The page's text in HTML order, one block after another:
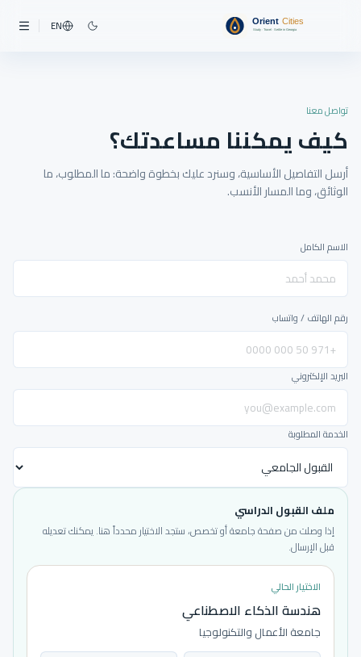
EN
تواصل معنا
كيف يمكننا مساعدتك؟
أرسل التفاصيل الأساسية، وسنرد عليك بخطوة واضحة: ما المطلوب، ما
الوثائق، وما المسار الأنسب.
الاسم الكامل
رقم الهاتف / واتساب
البريد الإلكتروني
الخدمة المطلوبة
ملف القبول الدراسي
إذا وصلت من صفحة جامعة أو تخصص، ستجد الاختيار محدداً هنا. يمكنك تعديله
قبل الإرسال.
الاختيار الحالي
هندسة الذكاء الاصطناعي
جامعة الأعمال والتكنولوجيا